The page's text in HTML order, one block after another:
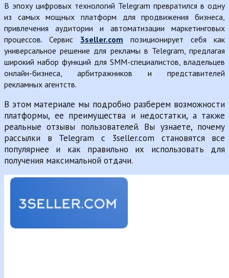
В эпоху цифровых технологий Telegram превратился в одну
из самых мощных платформ для продвижения бизнеса,
привлечения аудитории и автоматизации маркетинговых
процессов. Сервис 3seller.com позиционирует себя как
универсальное решение для рекламы в Telegram, предлагая
широкий набор функций для SMM-специалистов, владельцев
онлайн-бизнеса, арбитражников и представителей
рекламных агентств.
В этом материале мы подробно разберем возможности
платформы, ее преимущества и недостатки, а также
реальные отзывы пользователей. Вы узнаете, почему
рассылки в Telegram с 3seller.com становятся все
популярнее и как правильно их использовать для
получения максимальной отдачи.